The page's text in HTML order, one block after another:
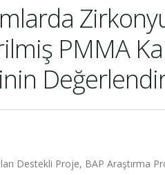
PMMA
Destekli Proje, BAP Araştırma